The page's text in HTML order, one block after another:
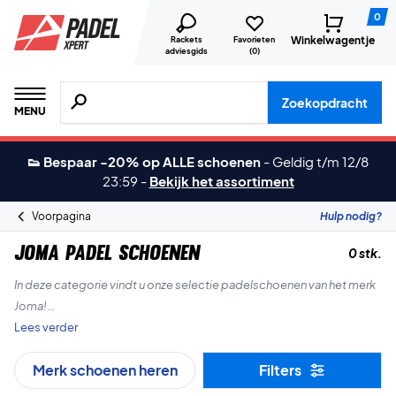
Rackets
adviesgids
Favorieten
(0)
0
Winkelwagentje
MENU
Zoeken naar producten, merken etc.
Zoekopdracht
👟 Bespaar -20% op ALLE schoenen - Geldig t/m 12/8
23:59 - Bekijk het assortiment
Voorpagina Hulp nodig?
Joma Padel Schoenen 0 stk.
In deze categorie vindt u onze selectie padelschoenen van het merk
Joma!
professionele padeltoernooi ter wereld - World Padel Tour!
Lees verder
Merk schoenen heren Filters